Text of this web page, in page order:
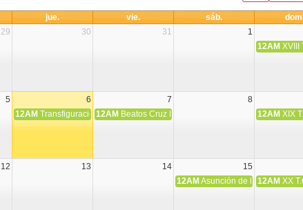
jue. vie. sáb.
29 30 31 1
12AM XVIII
5 6 7 8
12AM Transfiguración del Señor
12AM Beatos Cruz Laplana, obispo, y Fernando
12AM XIX
12 13 14 15
12AM Asunción de la Virgen
12AM XX